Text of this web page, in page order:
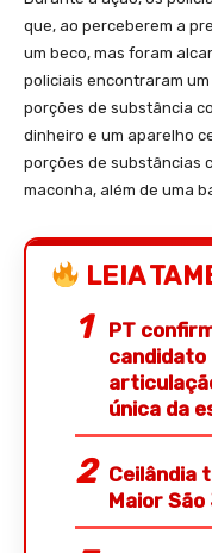
que, ao perceberem a
um beco, mas foram
policiais encontraram
porções de substância
dinheiro e um aparelho
porções de substâncias
maconha, além de uma
LEIA
PT
candidato
única da
Ceilândia
Maior